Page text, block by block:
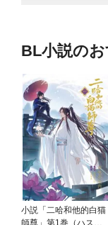
BL小説の
小説「二哈和他的白猫
師尊」第1巻（ハスキ